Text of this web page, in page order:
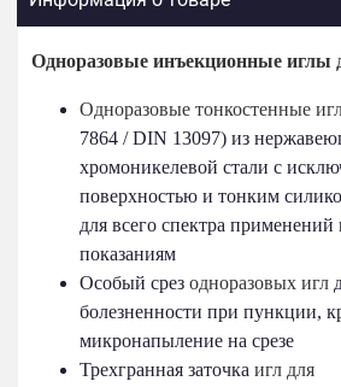
Одноразовые инъекционные иглы
Одноразовые тонкостенные
7864 / DIN 13097) из
хромоникелевой стали с
поверхностью и тонким
для всего спектра
показаниям
Особый срез одноразовых игл
болезненности при пункции,
микронапыление на срезе
Трехгранная заточка игл для